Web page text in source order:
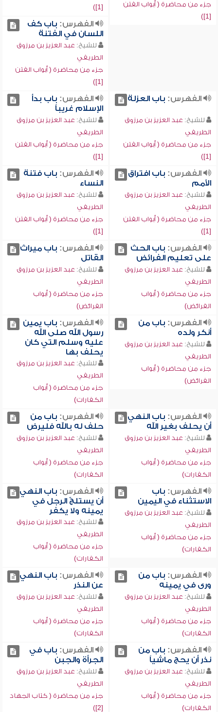
جزء من محاضرة ( أبواب الفتن
[1])
[1])
الفهرس: باب كف
اللسان في الفتنة
للشيخ: عبد العزيز بن مرزوق
الطريفي
جزء من محاضرة ( أبواب الفتن
[1])
الفهرس: باب العزلة
للشيخ: عبد العزيز بن مرزوق
الطريفي
جزء من محاضرة ( أبواب الفتن
[1])
الفهرس: باب بدأ
الإسلام غريباً
للشيخ: عبد العزيز بن مرزوق
الطريفي
جزء من محاضرة ( أبواب الفتن
[1])
الفهرس: باب افتراق
الأمم
للشيخ: عبد العزيز بن مرزوق
الطريفي
جزء من محاضرة ( أبواب الفتن
[1])
الفهرس: باب فتنة
النساء
للشيخ: عبد العزيز بن مرزوق
الطريفي
جزء من محاضرة ( أبواب الفتن
[1])
الفهرس: باب الحث
على تعليم الفرائض
للشيخ: عبد العزيز بن مرزوق
الطريفي
جزء من محاضرة ( أبواب
الفرائض)
الفهرس: باب ميراث
القاتل
للشيخ: عبد العزيز بن مرزوق
الطريفي
جزء من محاضرة ( أبواب
الفرائض)
الفهرس: باب من
أنكر ولده
للشيخ: عبد العزيز بن مرزوق
الطريفي
جزء من محاضرة ( أبواب
الفرائض)
الفهرس: باب يمين
رسول الله صلى الله
عليه وسلم التي كان
يحلف بها
للشيخ: عبد العزيز بن مرزوق
الطريفي
جزء من محاضرة ( أبواب
الكفارات)
الفهرس: باب النهي
أن يحلف بغير الله
للشيخ: عبد العزيز بن مرزوق
الطريفي
جزء من محاضرة ( أبواب
الكفارات)
الفهرس: باب من
حلف له بالله فليرض
للشيخ: عبد العزيز بن مرزوق
الطريفي
جزء من محاضرة ( أبواب
الكفارات)
الفهرس: باب
الاستثناء في اليمين
للشيخ: عبد العزيز بن مرزوق
الطريفي
جزء من محاضرة ( أبواب
الكفارات)
الفهرس: باب النهي
أن يستلجّ الرجل في
يمينه ولا يكفر
للشيخ: عبد العزيز بن مرزوق
الطريفي
جزء من محاضرة ( أبواب
الكفارات)
الفهرس: باب من
ورى في يمينه
للشيخ: عبد العزيز بن مرزوق
الطريفي
جزء من محاضرة ( أبواب
الكفارات)
الفهرس: باب النهي
عن النذر
للشيخ: عبد العزيز بن مرزوق
الطريفي
جزء من محاضرة ( أبواب
الكفارات)
الفهرس: باب من
نذر أن يحج ماشياً
للشيخ: عبد العزيز بن مرزوق
الطريفي
جزء من محاضرة ( أبواب
الكفارات)
الفهرس: باب في
الجرأة والجبن
للشيخ: عبد العزيز بن مرزوق
الطريفي
جزء من محاضرة ( كتاب الجهاد
[2])